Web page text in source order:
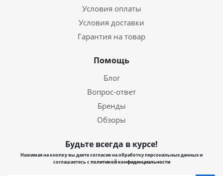
Условия оплаты
Условия доставки
Гарантия на товар
Помощь
Блог
Вопрос-ответ
Бренды
Обзоры
Будьте всегда в курсе!
Нажимая на кнопку вы даете согласие на обработку персональных данных и
соглашаетесь сполитикой конфиденциальности